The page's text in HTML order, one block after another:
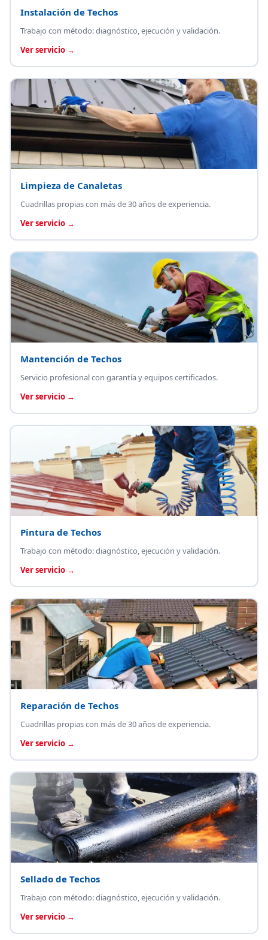
Instalación de Techos
Trabajo con método: diagnóstico, ejecución y validación.
Ver servicio →
Limpieza de Canaletas
Cuadrillas propias con más de 30 años de experiencia.
Ver servicio →
Mantención de Techos
Servicio profesional con garantía y equipos certificados.
Ver servicio →
Pintura de Techos
Trabajo con método: diagnóstico, ejecución y validación.
Ver servicio →
Reparación de Techos
Cuadrillas propias con más de 30 años de experiencia.
Ver servicio →
Sellado de Techos
Trabajo con método: diagnóstico, ejecución y validación.
Ver servicio →